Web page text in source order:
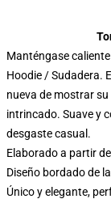
Manténgase
Hoodie / Sudadera.
nueva de mostrar
intrincado. Suave y
desgaste casual.
Elaborado a partir
Diseño bordado de
Único y elegante,